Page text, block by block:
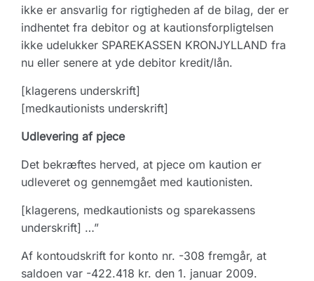
ikke er ansvarlig for rigtigheden af de bilag, der er
indhentet fra debitor og at kautionsforpligtelsen
ikke udelukker SPAREKASSEN KRONJYLLAND fra
nu eller senere at yde debitor kredit/lån.
[klagerens underskrift]
[medkautionists underskrift]
Udlevering af pjece
Det bekræftes herved, at pjece om kaution er
udleveret og gennemgået med kautionisten.
[klagerens, medkautionists og sparekassens
underskrift] …”
Af kontoudskrift for konto nr. -308 fremgår, at
saldoen var -422.418 kr. den 1. januar 2009.